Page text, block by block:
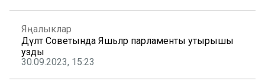
Яңалыклар
Дәүләт Советында Яшьләр парламенты утырышы
узды
30.09.2023, 15:23